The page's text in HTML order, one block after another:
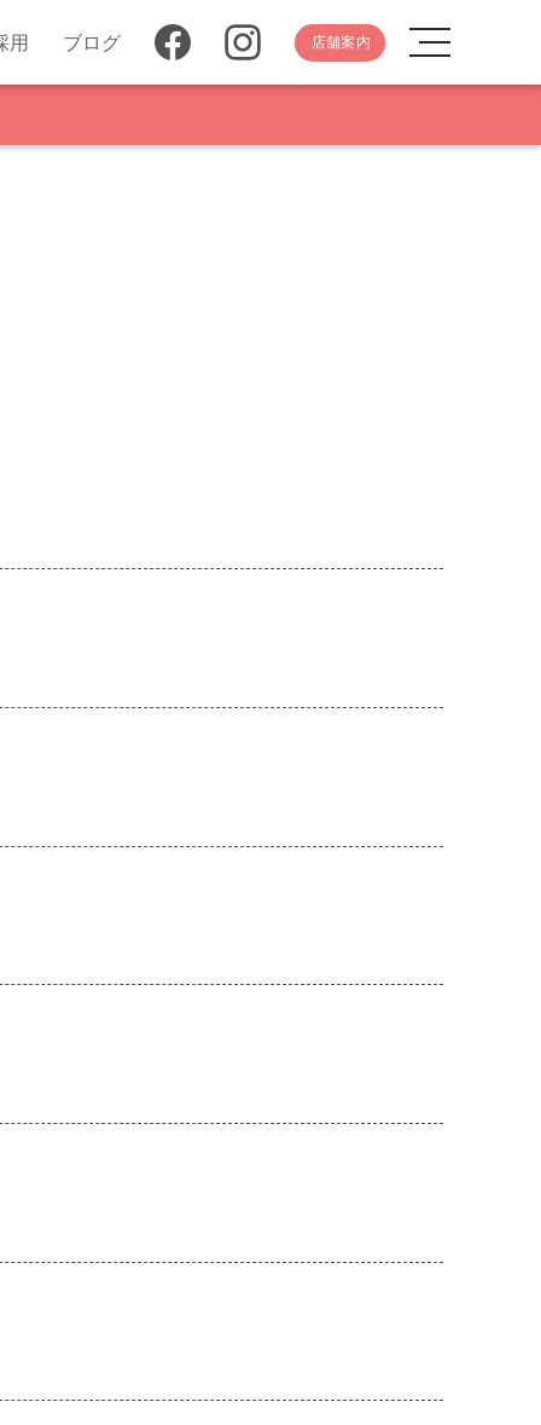
用 ブログ 店舗案内